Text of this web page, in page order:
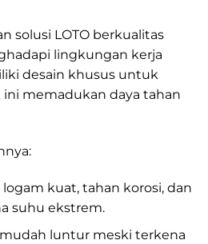
solusi LOTO berkualitas
lingkungan kerja
desain khusus untuk
memadukan daya tahan
kuat, tahan korosi, dan
suhu ekstrem.
luntur meski terkena